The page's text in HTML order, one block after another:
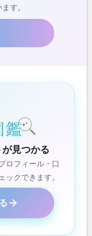
す。
見つかる
ロフィール・口
クできます。